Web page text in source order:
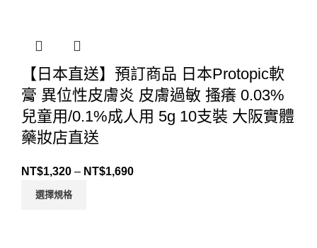
【日本直送】預訂商品 日本Protopic軟
膏 異位性皮膚炎 皮膚過敏 搔癢 0.03%
兒童用/0.1%成人用 5g 10支裝 大阪實體
藥妝店直送
NT$1,320 – NT$1,690
選擇規格